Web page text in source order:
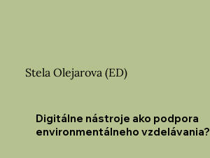
Digitálne nástroje ako podpora
environmentálneho vzdelávania?
Stela Olejarova (ED)